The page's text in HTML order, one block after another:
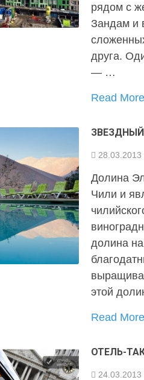
рядом с
Зандам и
друга.
— …
Read
28.03.2013
Долина
Чили и
долина
этой
Read
ОТЕЛЬ-
24.03.2013